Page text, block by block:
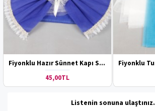
Fiyonklu Hazır Sünnet Kapı Süsü
45,00TL
Listenin sonuna ulaştınız.